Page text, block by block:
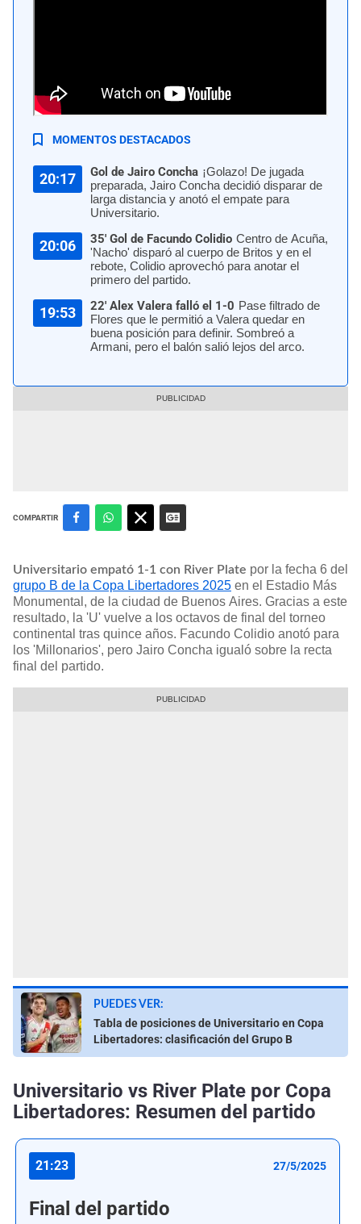
Universitario clasificó a los octavos de final de la Copa Libertadores |
Universitario
MOMENTOS DESTACADOS
20:17 Gol de Jairo Concha ¡Golazo! De jugada
preparada, Jairo Concha decidió disparar de
larga distancia y anotó el empate para
Universitario.
20:06 35' Gol de Facundo Colidio Centro de Acuña,
'Nacho' disparó al cuerpo de Britos y en el
rebote, Colidio aprovechó para anotar el
primero del partido.
19:53 22' Alex Valera falló el 1-0 Pase filtrado de
Flores que le permitió a Valera quedar en
buena posición para definir. Sombreó a
Armani, pero el balón salió lejos del arco.
COMPARTIR
Universitario empató 1-1 con River Plate por la fecha 6 del
grupo B de la Copa Libertadores 2025 en el Estadio Más
Monumental, de la ciudad de Buenos Aires. Gracias a este
resultado, la 'U' vuelve a los octavos de final del torneo
continental tras quince años. Facundo Colidio anotó para
los 'Millonarios', pero Jairo Concha igualó sobre la recta
final del partido.
PUEDES VER:
Tabla de posiciones de Universitario en Copa
Libertadores: clasificación del Grupo B
Universitario vs River Plate por Copa
Libertadores: Resumen del partido
21:23 27/5/2025
Final del partido